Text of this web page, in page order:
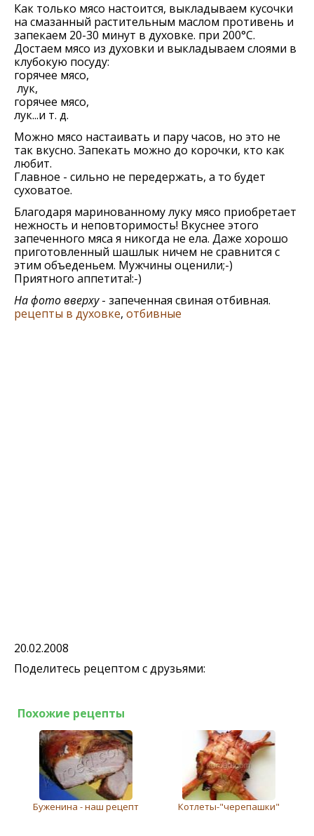
Как только мясо настоится, выкладываем кусочки
на смазанный растительным маслом противень и
запекаем 20-30 минут в духовке. при 200°С.
Достаем мясо из духовки и выкладываем слоями в
клубокую посуду:
горячее мясо,
лук,
горячее мясо,
лук...и т. д.
Можно мясо настаивать и пару часов, но это не
так вкусно. Запекать можно до корочки, кто как
любит.
Главное - сильно не передержать, а то будет
суховатое.
Благодаря маринованному луку мясо приобретает
нежность и неповторимость! Вкуснее этого
запеченного мяса я никогда не ела. Даже хорошо
приготовленный шашлык ничем не сравнится с
этим объеденьем. Мужчины оценили;-)
Приятного аппетита!:-)
На фото вверху- запеченная свиная отбивная.
рецепты в духовке, отбивные
20.02.2008
Поделитесь рецептом с друзьями:
Похожие рецепты
Буженина - наш рецепт Котлеты-"черепашки"